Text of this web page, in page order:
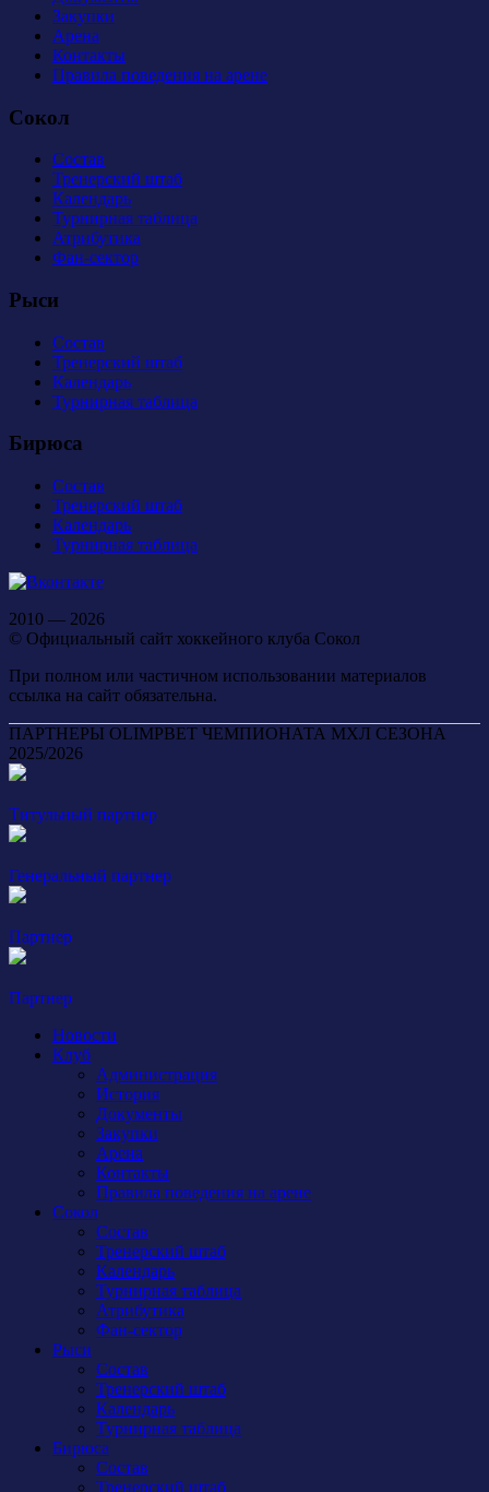
Закупки
Арена
Контакты
Правила поведения на арене
Сокол
Состав
Тренерский штаб
Календарь
Турнирная таблица
Атрибутика
Фан-сектор
Рыси
Состав
Тренерский штаб
Календарь
Турнирная таблица
Бирюса
Состав
Тренерский штаб
Календарь
Турнирная таблица
2010 — 2026
© Официальный сайт хоккейного клуба Сокол
При полном или частичном использовании материалов
ссылка на сайт обязательна.
ПАРТНЕРЫ OLIMPBET ЧЕМПИОНАТА МХЛ СЕЗОНА
2025/2026
Титульный партнер
Генеральный партнер
Партнер
Партнер
Новости
Клуб
Администрация
История
Документы
Закупки
Арена
Контакты
Правила поведения на арене
Сокол
Состав
Тренерский штаб
Календарь
Турнирная таблица
Атрибутика
Фан-сектор
Рыси
Состав
Тренерский штаб
Календарь
Турнирная таблица
Бирюса
Состав
Тренерский штаб